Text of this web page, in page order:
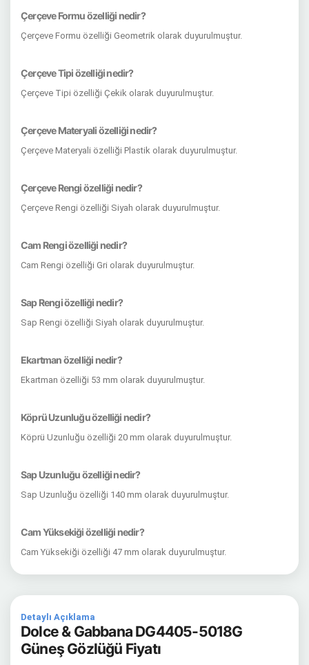
Çerçeve Formu özelliği nedir?
Çerçeve Formu özelliği Geometrik olarak duyurulmuştur.
Çerçeve Tipi özelliği nedir?
Çerçeve Tipi özelliği Çekik olarak duyurulmuştur.
Çerçeve Materyali özelliği nedir?
Çerçeve Materyali özelliği Plastik olarak duyurulmuştur.
Çerçeve Rengi özelliği nedir?
Çerçeve Rengi özelliği Siyah olarak duyurulmuştur.
Cam Rengi özelliği nedir?
Cam Rengi özelliği Gri olarak duyurulmuştur.
Sap Rengi özelliği nedir?
Sap Rengi özelliği Siyah olarak duyurulmuştur.
Ekartman özelliği nedir?
Ekartman özelliği 53 mm olarak duyurulmuştur.
Köprü Uzunluğu özelliği nedir?
Köprü Uzunluğu özelliği 20 mm olarak duyurulmuştur.
Sap Uzunluğu özelliği nedir?
Sap Uzunluğu özelliği 140 mm olarak duyurulmuştur.
Cam Yüksekiği özelliği nedir?
Cam Yüksekiği özelliği 47 mm olarak duyurulmuştur.
Detaylı Açıklama
Dolce & Gabbana DG4405-5018G
Güneş Gözlüğü Fiyatı